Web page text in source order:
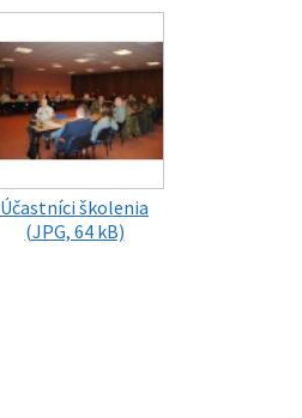
Účastníci školenia
(JPG, 64 kB)